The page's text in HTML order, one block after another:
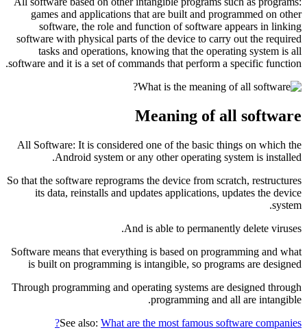
games and applications that are built and programmed on other
software, the role and function of software appears in linking
software with physical parts of the device to carry out the required
tasks and operations, knowing that the operating system is all
software and it is a set of commands that perform a specific function.
Meaning of all software
All Software: It is considered one of the basic things on which the
Android system or any other operating system is installed.
So that the software reprograms the device from scratch, restructures
its data, reinstalls and updates applications, updates the device
system.
And is able to permanently delete viruses.
Software means that everything is based on programming and what
is built on programming is intangible, so programs are designed
Through programming and operating systems are designed through
programming and all are intangible.
See also: What are the most famous software companies?